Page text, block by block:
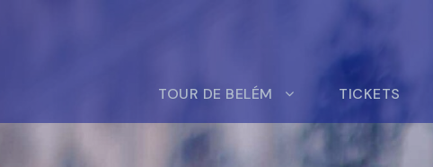
TOUR DE BELÉM TICKETS